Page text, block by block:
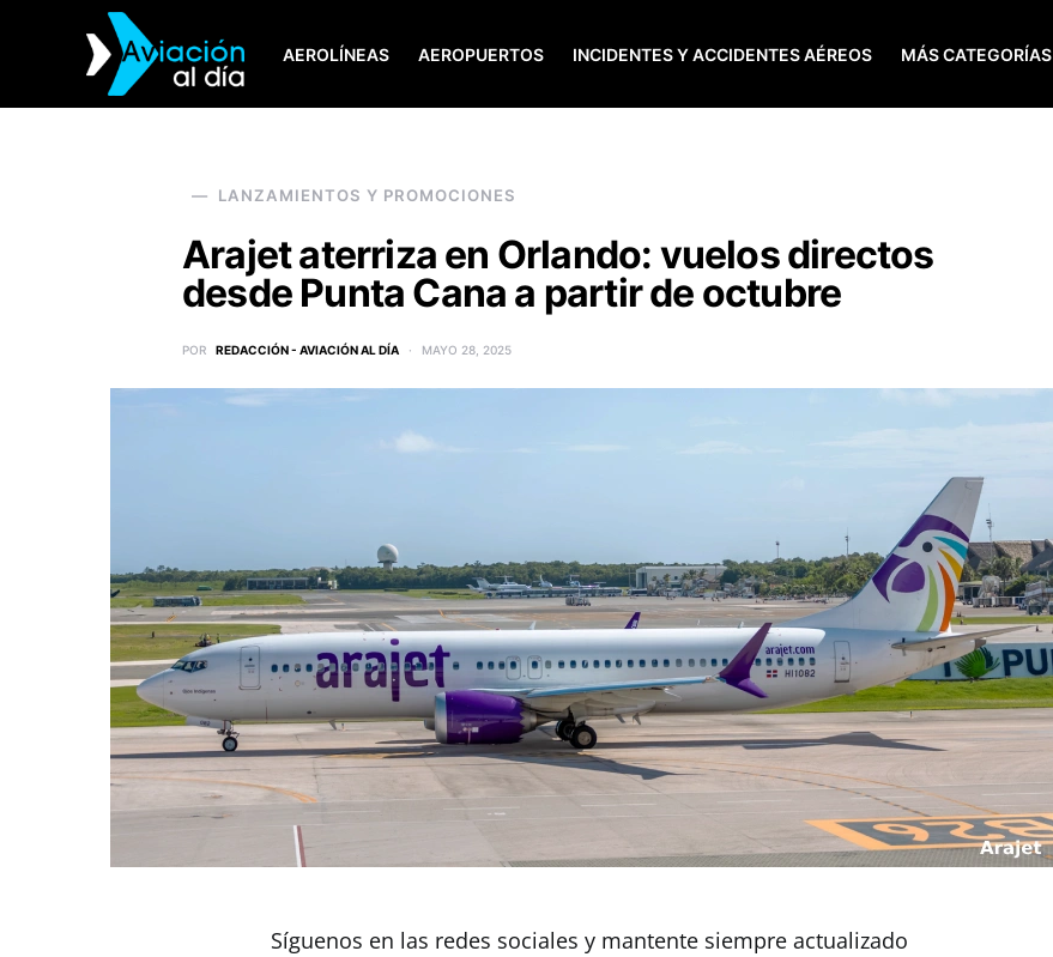
AEROLÍNEAS AEROPUERTOS INCIDENTES Y ACCIDENTES AÉREOS MÁS CATEGORÍAS
SEARCH FOR:
LANZAMIENTOS Y PROMOCIONES
Arajet aterriza en Orlando: vuelos directos
desde Punta Cana a partir de octubre
POR REDACCIÓN - AVIACIÓN AL DÍA MAYO 28, 2025
Síguenos en las redes sociales y mantente siempre actualizado